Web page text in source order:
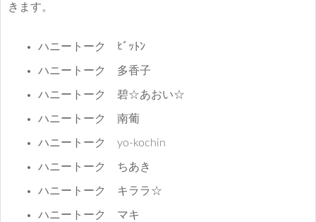
きます。
ハニートーク ﾋﾞｯﾄﾝ
ハニートーク 多香子
ハニートーク 碧☆あおい☆
ハニートーク 南葡
ハニートーク yo-kochin
ハニートーク ちあき
ハニートーク キララ☆
ハニートーク マキ